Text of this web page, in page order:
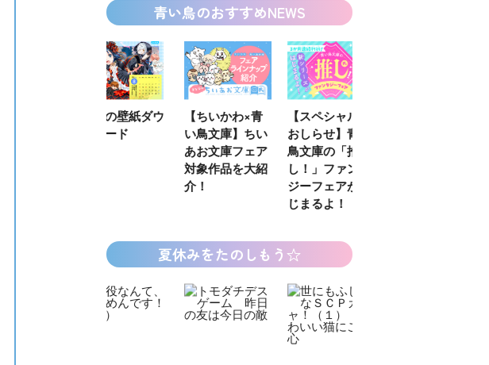
青い鳥のおすすめNEWS
【ちいかわ×青
い鳥文庫】ちい
【スペシャルな
おしらせ】青い
鳥文庫の「推
し！」ファンタ
ジーフェアがは
エブリスタ×講
談社青い鳥文庫
第９回小説賞開
催のおしらせ
夏休みをたのしもう☆